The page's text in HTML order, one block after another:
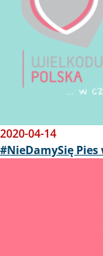
2020-04-14
#NieDamySię